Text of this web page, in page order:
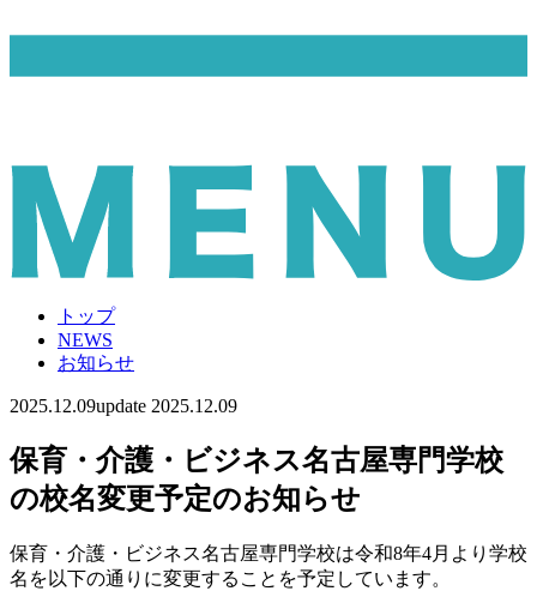
トップ
NEWS
お知らせ
2025.12.09update 2025.12.09
保育・介護・ビジネス名古屋専門学校
の校名変更予定のお知らせ
保育・介護・ビジネス名古屋専門学校は令和8年4月より学校
名を以下の通りに変更することを予定しています。